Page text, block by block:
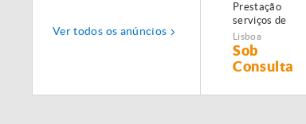
Ver todos os anúncios
Prestação
serviços de
Manutenção,
Restauro e
Remodelação de
imóveis!
Lisboa
Sob
Consulta